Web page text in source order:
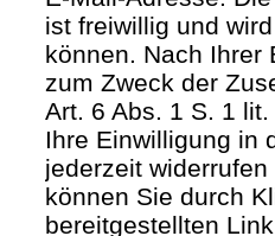
ist freiwillig und
können. Nach Ihrer
zum Zweck der
Art. 6 Abs. 1 S. 1 lit.
Ihre Einwilligung in
jederzeit
können Sie durch
bereitgestellten